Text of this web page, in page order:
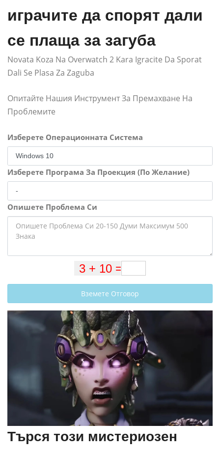
играчите да спорят дали
се плаща за загуба
Novata Koza Na Overwatch 2 Kara Igracite Da Sporat
Dali Se Plasa Za Zaguba
Опитайте Нашия Инструмент За Премахване На
Проблемите
Изберете Операционната Система
Изберете Програма За Проекция (По Желание)
Опишете Проблема Си
Вземете Отговор
Търся този мистериозен